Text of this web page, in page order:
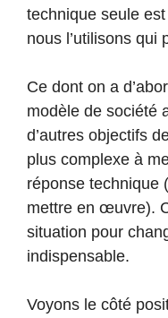
technique seule
nous l’utilisons qui
Ce dont on a
modèle de société
d’autres objectifs
plus complexe à
réponse technique
mettre en œuvre).
situation pour
indispensable.
Voyons le côté